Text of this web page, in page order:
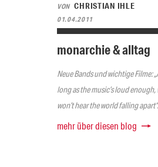
VON CHRISTIAN IHLE
01.04.2011
monarchie & alltag
Neue Bands und wichtige Filme:
long as the music’s loud enough,
won’t hear the world falling apart“.
mehr über diesen blog